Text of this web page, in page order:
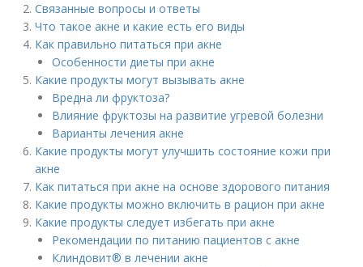
Связанные вопросы и ответы
Что такое акне и какие есть его виды
Как правильно питаться при акне
Особенности диеты при акне
Какие продукты могут вызывать акне
Вредна ли фруктоза?
Влияние фруктозы на развитие угревой болезни
Варианты лечения акне
Какие продукты могут улучшить состояние кожи при
акне
Как питаться при акне на основе здорового питания
Какие продукты можно включить в рацион при акне
Какие продукты следует избегать при акне
Рекомендации по питанию пациентов с акне
Клиндовит® в лечении акне